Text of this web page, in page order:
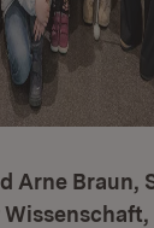
Arne Braun,